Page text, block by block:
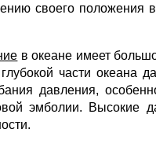
своего положения
в океане имеет
части океана
давления,
эмболии. Высокие